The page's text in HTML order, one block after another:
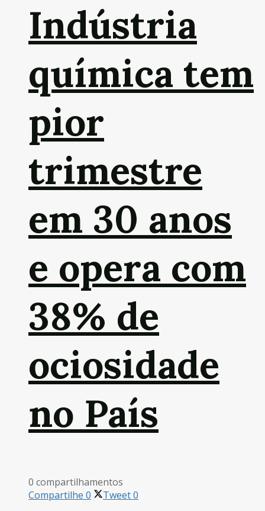
Indústria
química tem
pior
trimestre
em 30 anos
e opera com
38% de
ociosidade
no País
0 compartilhamentos
Compartilhe 0 Tweet0